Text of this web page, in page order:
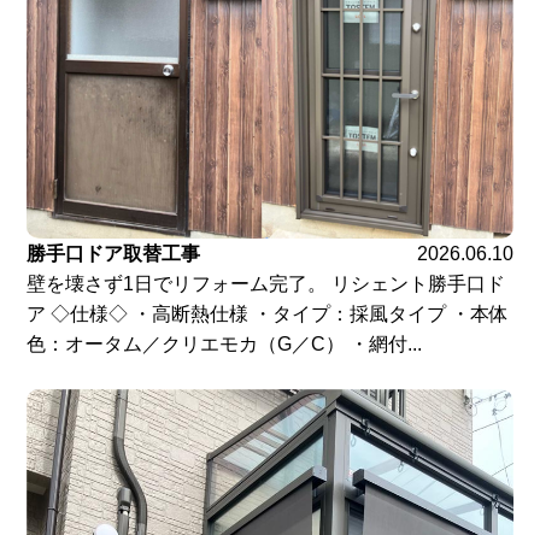
勝手口ドア取替工事
2026.06.10
壁を壊さず1日でリフォーム完了。 リシェント勝手口ド
ア ◇仕様◇ ・高断熱仕様 ・タイプ：採風タイプ ・本体
色：オータム／クリエモカ（G／C） ・網付...